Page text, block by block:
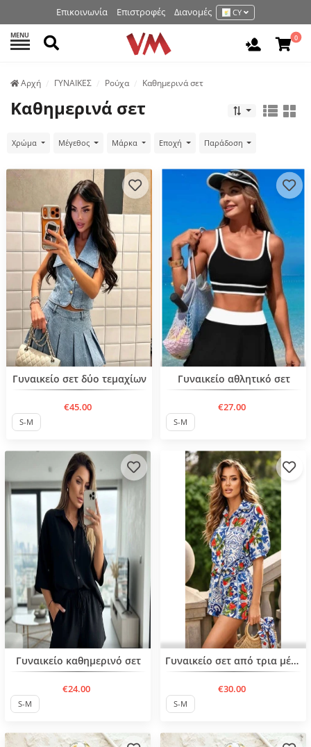
Επικοινωνία Επιστροφές Διανομές CY
MENU Αναζήτηση 0
Аρχή ΓΥΝΑΙΚΕΣ Ρούχα Καθημερινά σετ
Καθημερινά σετ
Χρώμα Μέγεθος Μάρκα Εποχή Παράδοση
Нов продукт
Γυναικείο σετ δύο τεμαχίων
€45.00
S-M
Нов продукт
Γυναικείο αθλητικό σετ
€27.00
S-M
Нов продукт
Γυναικείο καθημερινό σετ
€24.00
S-M
Нов продуктΓυναικείο σετ από τρια μέρη
€30.00
S-M